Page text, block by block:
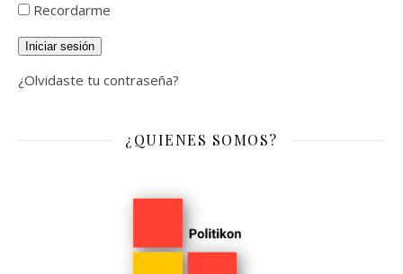
Recordarme
Iniciar sesión
¿Olvidaste tu contraseña?
¿QUIENES SOMOS?